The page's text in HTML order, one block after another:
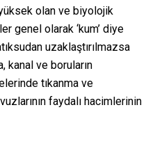
olan ve biyolojik
genel olarak ‘kum’ diye
uzaklaştırılmazsa
kanal ve boruların
tıkanma ve
faydalı hacimlerinin